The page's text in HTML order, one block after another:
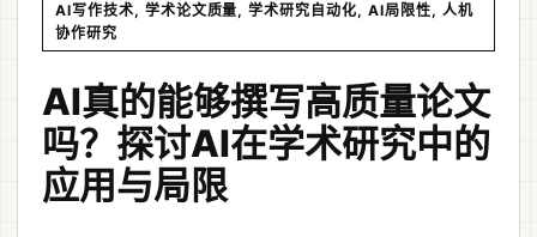
AI写作技术, 学术论文质量, 学术研究自动化, AI局限性, 人机
协作研究
AI真的能够撰写高质量论文
吗？探讨AI在学术研究中的
应用与局限